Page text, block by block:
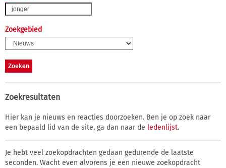
Zoekgebied
Zoekresultaten
Hier kan je nieuws en reacties doorzoeken. Ben je op zoek naar
een bepaald lid van de site, ga dan naar de ledenlijst.
Je hebt veel zoekopdrachten gedaan gedurende de laatste
seconden. Wacht even alvorens je een nieuwe zoekopdracht